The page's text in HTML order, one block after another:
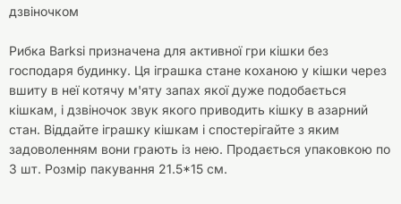
дзвіночком
Рибка Barksi призначена для активної гри кішки без
господаря будинку. Ця іграшка стане коханою у кішки через
вшиту в неї котячу м'яту запах якої дуже подобається
кішкам, і дзвіночок звук якого приводить кішку в азарний
стан. Віддайте іграшку кішкам і спостерігайте з яким
задоволенням вони грають із нею. Продається упаковкою по
3 шт. Розмір пакування 21.5*15 см.